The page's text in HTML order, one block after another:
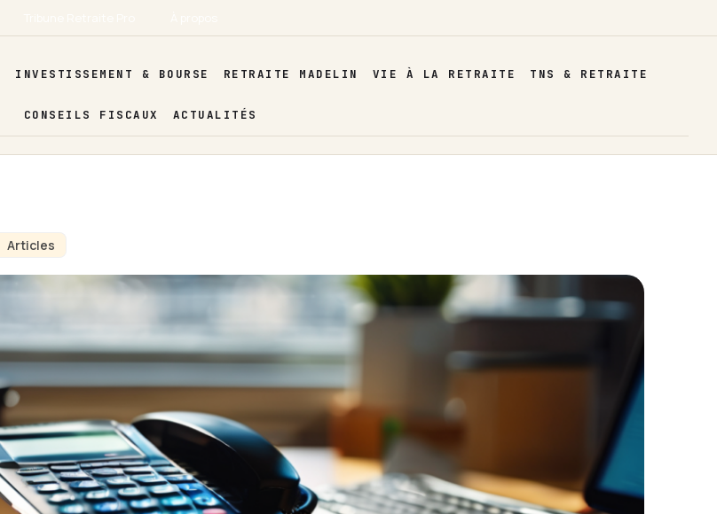
INVESTISSEMENT & BOURSE RETRAITE MADELIN VIE À LA RETRAITE TNS & RETRAITE
CONSEILS FISCAUX ACTUALITÉS
Articles